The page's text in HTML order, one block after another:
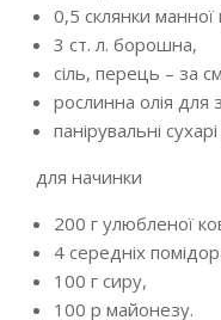
0,5 склянки манної
3 ст. л. борошна,
сіль, перець – за
рослинна олія
панірувальні
для начинки
200 г улюбленої
4 середніх
100 г сиру,
100 р майонезу.